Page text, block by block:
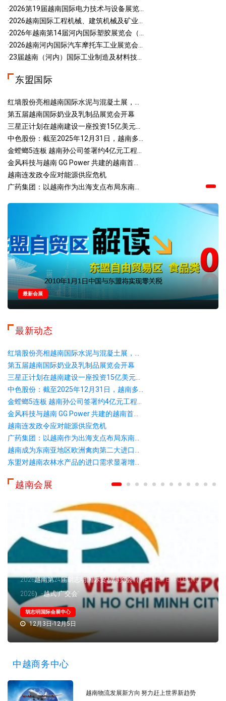
·2026第19届越南国际电力技术与设备展览...
·2026越南国际工程机械、建筑机械及矿业...
·2026年越南第14届河内国际塑胶展览会（...
·2026越南河内国际汽车摩托车工业展览会...
·23届越南（河内）国际工业制造及材料技...
东盟国际
红墙股份亮相越南国际水泥与混凝土展，...
第五届越南国际奶业及乳制品展览会开幕
三星正计划在越南建设一座投资15亿美元...
中色股份：截至2025年12月31日，越南多...
金螳螂5连板 越南孙公司签署约4亿元工程...
金风科技与越南 GG Power 共建的越南首...
越南连发政令应对能源供应危机
广药集团：以越南作为出海支点布局东南...
最新会展
最新动态
红墙股份亮相越南国际水泥与混凝土展，...
第五届越南国际奶业及乳制品展览会开幕
三星正计划在越南建设一座投资15亿美元...
中色股份：截至2025年12月31日，越南多...
金螳螂5连板 越南孙公司签署约4亿元工程...
金风科技与越南 GG Power 共建的越南首...
越南连发政令应对能源供应危机
广药集团：以越南作为出海支点布局东南...
越南成为东南亚地区欧洲禽肉第二大进口...
东盟对越南农林水产品的进口需求显著增...
越南会展
2026越南第24届胡志明国际贸易博览会（VIETNAM EXPO HCMC
2026）-越式“广交会”
胡志明国际会展中心
12月3日-12月5日
中越商务中心
越南物流发展新方向 努力赶上世界新趋势